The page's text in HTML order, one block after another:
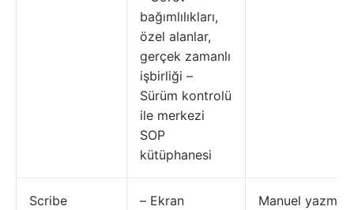
bağımlılıkları,
özel alanlar,
gerçek zamanlı
işbirliği –
Sürüm kontrolü
ile merkezi
SOP
kütüphanesi
Scribe
– Ekran
Manuel yazma